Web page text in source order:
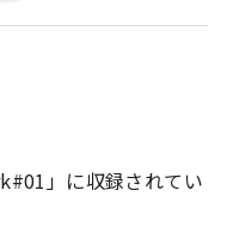
」に収録されてい